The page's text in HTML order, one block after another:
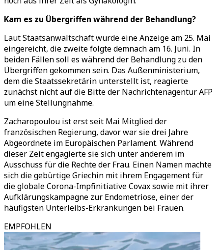
Kam es zu Übergriffen während der Behandlung?
Laut Staatsanwaltschaft wurde eine Anzeige am 25. Mai
eingereicht, die zweite folgte demnach am 16. Juni. In
beiden Fällen soll es während der Behandlung zu den
Übergriffen gekommen sein. Das Außenministerium,
dem die Staatssekretärin unterstellt ist, reagierte
zunächst nicht auf die Bitte der Nachrichtenagentur AFP
um eine Stellungnahme.
Zacharopoulou ist erst seit Mai Mitglied der
französischen Regierung, davor war sie drei Jahre
Abgeordnete im Europäischen Parlament. Während
dieser Zeit engagierte sie sich unter anderem im
Ausschuss für die Rechte der Frau. Einen Namen machte
sich die gebürtige Griechin mit ihrem Engagement für
die globale Corona-Impfinitiative Covax sowie mit ihrer
Aufklärungskampagne zur Endometriose, einer der
häufigsten Unterleibs-Erkrankungen bei Frauen.
EMPFOHLEN